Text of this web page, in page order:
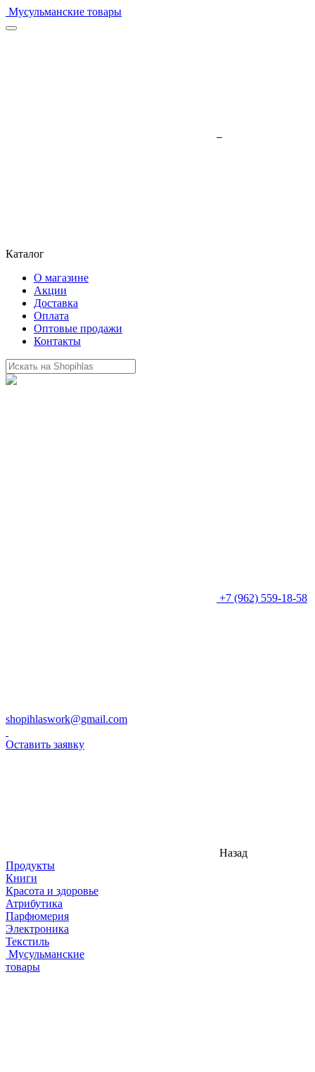
Мусульманские товары
Каталог
О магазине
Акции
Доставка
Оплата
Оптовые продажи
Контакты
+7 (962) 559-18-58
shopihlaswork@gmail.com
Оставить заявку
Назад
Продукты
Книги
Красота и здоровье
Атрибутика
Парфюмерия
Электроника
Текстиль
Мусульманские
товары